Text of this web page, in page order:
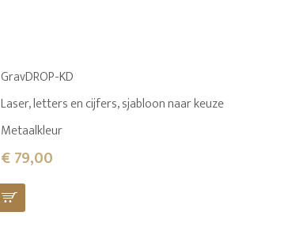
GravDROP-KD
Laser, letters en cijfers, sjabloon naar keuze
Metaalkleur
€ 79,00